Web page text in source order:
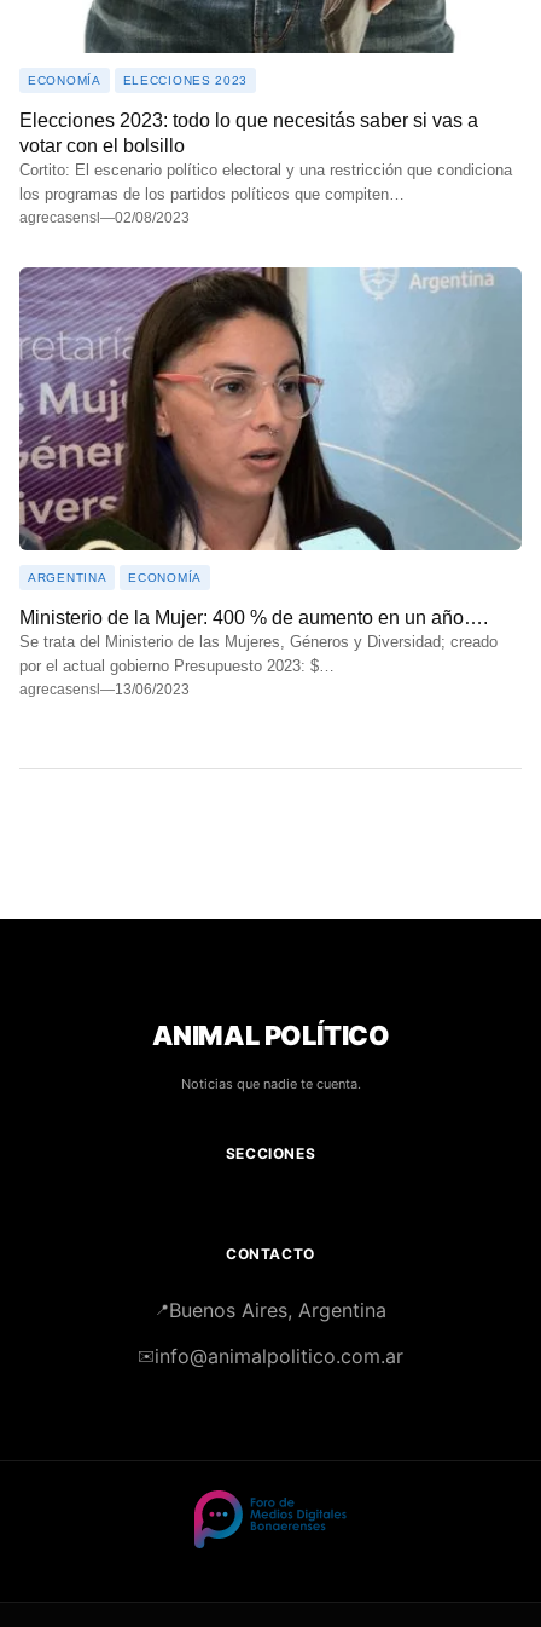
ECONOMÍA ELECCIONES 2023
Elecciones 2023: todo lo que necesitás saber si vas a
votar con el bolsillo
Cortito: El escenario político electoral y una restricción que condiciona
los programas de los partidos políticos que compiten…
agrecasensl —02/08/2023
ARGENTINA ECONOMÍA
Ministerio de la Mujer: 400 % de aumento en un año….
Se trata del Ministerio de las Mujeres, Géneros y Diversidad; creado
por el actual gobierno Presupuesto 2023: $…
agrecasensl —13/06/2023
ANIMAL POLÍTICO
Noticias que nadie te cuenta.
SECCIONES
CONTACTO
📍Buenos Aires, Argentina
✉️info@animalpolitico.com.ar